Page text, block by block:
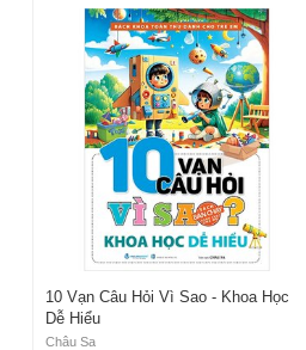
10 Vạn Câu Hỏi Vì Sao - Khoa Học
Dễ Hiểu
Châu Sa